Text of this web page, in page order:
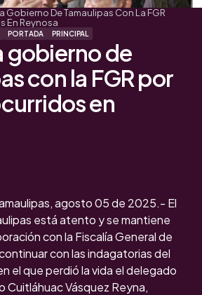
PORTADA PRINCIPAL
gobierno de
con la FGR por
en
Gobierno De Tamaulipas Con La FGR
En Reynosa
agosto 05 de 2025.- El
está atento y se mantiene
con la Fiscalía General de
con las indagatorias del
el que perdió la vida el delegado
Cuitláhuac Vásquez Reyna,